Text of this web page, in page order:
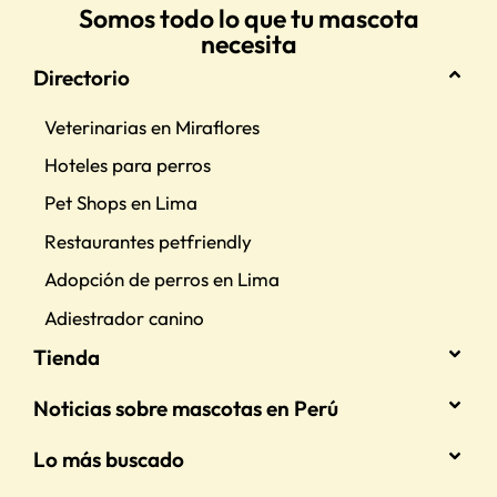
Somos todo lo que tu mascota
necesita
Directorio
Veterinarias en Miraflores
Hoteles para perros
Pet Shops en Lima
Restaurantes petfriendly
Adopción de perros en Lima
Adiestrador canino
Tienda
Noticias sobre mascotas en Perú
Lo más buscado